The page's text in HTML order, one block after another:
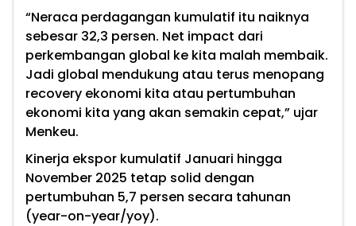
“Neraca perdagangan kumulatif itu naiknya
sebesar 32,3 persen. Net impact dari
perkembangan global ke kita malah membaik.
Jadi global mendukung atau terus menopang
recovery ekonomi kita atau pertumbuhan
ekonomi kita yang akan semakin cepat,” ujar
Menkeu.
Kinerja ekspor kumulatif Januari hingga
November 2025 tetap solid dengan
pertumbuhan 5,7 persen secara tahunan
(year-on-year/yoy).